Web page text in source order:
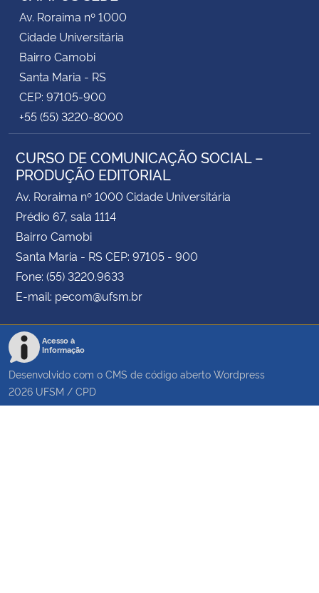
Av. Roraima nº 1000
Cidade Universitária
Bairro Camobi
Santa Maria - RS
CEP: 97105-900
+55 (55) 3220-8000
CURSO DE COMUNICAÇÃO SOCIAL –
PRODUÇÃO EDITORIAL
Av. Roraima nº 1000 Cidade Universitária
Prédio 67, sala 1114
Bairro Camobi
Santa Maria - RS CEP: 97105 - 900
Fone: (55) 3220.9633
E-mail: pecom@ufsm.br
Acesso à
Informação
Desenvolvido com o CMS de código aberto Wordpress
2026 UFSM / CPD